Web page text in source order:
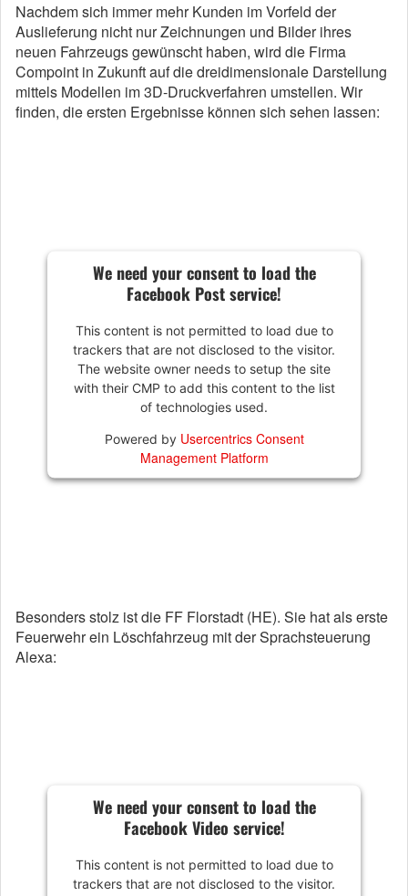
Nachdem sich immer mehr Kunden im Vorfeld der
Auslieferung nicht nur Zeichnungen und Bilder ihres
neuen Fahrzeugs gewünscht haben, wird die Firma
Compoint in Zukunft auf die dreidimensionale Darstellung
mittels Modellen im 3D-Druckverfahren umstellen. Wir
finden, die ersten Ergebnisse können sich sehen lassen:
We need your consent to load the
Facebook Post service!
This content is not permitted to load due to
trackers that are not disclosed to the visitor.
The website owner needs to setup the site
with their CMP to add this content to the list
of technologies used.
Powered by Usercentrics Consent
Management Platform
Besonders stolz ist die FF Florstadt (HE). Sie hat als erste
Feuerwehr ein Löschfahrzeug mit der Sprachsteuerung
Alexa:
We need your consent to load the
Facebook Video service!
This content is not permitted to load due to
trackers that are not disclosed to the visitor.